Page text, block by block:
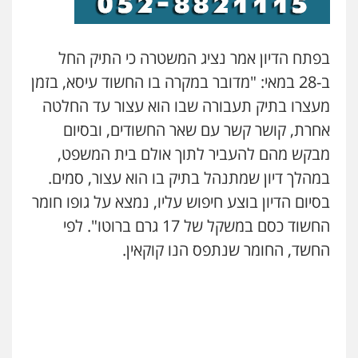
0522992110
עו"ד שאדי נאטור
פלילי פשיעה חמורה מעצרים וחקירות
0509230800
משרד עורכי דין פארס פלאח
פלילי צבאי צווארון לבן והונאה ביטוח לאומי
0549911449
עו"ד עידית שינו-אמיתי
בפתח הדיון אמר נציג המשטרה כי התיק החל
ב-28 במאי: "מדובר במקרה בו החשוד עיסא, בזמן
מעצרו בתיק תעבורה שבו הוא עצור עד החלטה
אחרת, קושר קשר עם שאר החשודים, ובסיום
מבקש מהם להעביר לתוך אולם בית המשפט,
במהלך דיון שמתנהל בתיק בו הוא עצור, סמים.
בסיום הדיון בוצע חיפוש עליו, נמצא על גופו חומר
החשוד כסם במשקל של 17 גרם ברוטו". לפי
החשד, החומר שנתפס הנו קוקאין.